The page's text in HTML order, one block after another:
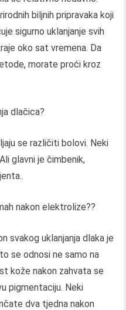
biljnih pripravaka koji
sigurno uklanjanje svih
oko sat vremena. Da
morate proći kroz
dlačica?
se različiti bolovi. Neki
glavni je čimbenik,
nakon elektrolize??
svakog uklanjanja dlaka je
se odnosi ne samo na
kože nakon zahvata se
pigmentaciju. Neki
dva tjedna nakon